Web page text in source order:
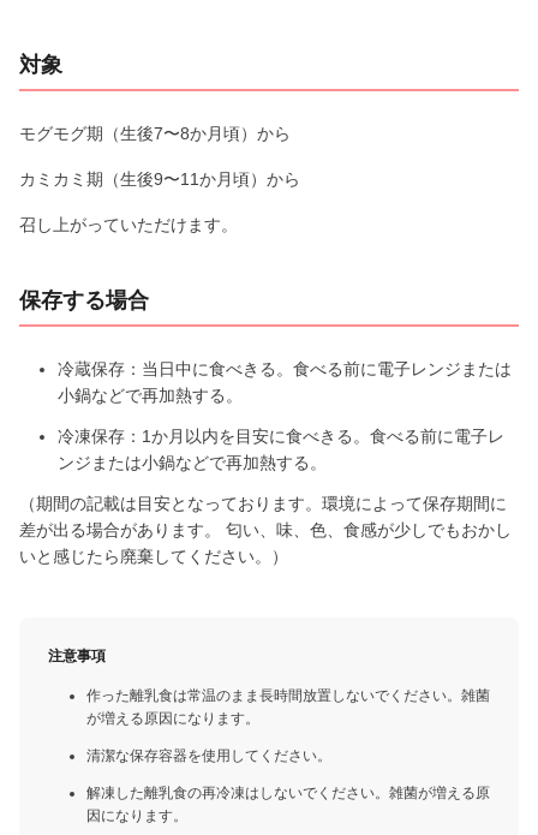
対象
モグモグ期（生後7〜8か月頃）から
カミカミ期（生後9〜11か月頃）から
召し上がっていただけます。
保存する場合
冷蔵保存：当日中に食べきる。食べる前に電子レンジまたは
小鍋などで再加熱する。
冷凍保存：1か月以内を目安に食べきる。食べる前に電子レ
ンジまたは小鍋などで再加熱する。
（期間の記載は目安となっております。環境によって保存期間に
差が出る場合があります。 匂い、味、色、食感が少しでもおかし
いと感じたら廃棄してください。）
注意事項
作った離乳食は常温のまま長時間放置しないでください。雑菌
が増える原因になります。
清潔な保存容器を使用してください。
解凍した離乳食の再冷凍はしないでください。雑菌が増える原
因になります。